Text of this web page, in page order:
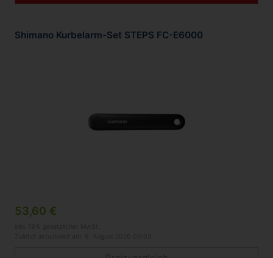
Shimano Kurbelarm-Set STEPS FC-E6000
53,60 €